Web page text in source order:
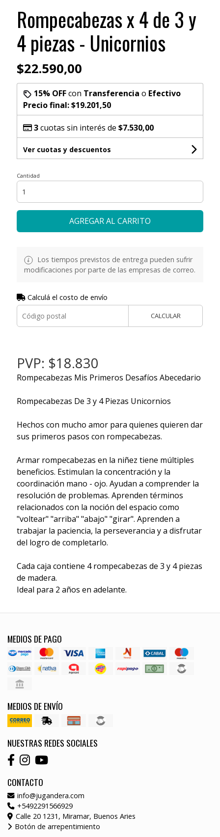
Rompecabezas x 4 de 3 y
4 piezas - Unicornios
$22.590,00
15% OFFcon Transferencia o Efectivo
Precio final:$19.201,50
3cuotas sin interés de $7.530,00
Ver cuotas y descuentos
Cantidad
AGREGAR AL CARRITO
Los tiempos previstos de entrega pueden sufrir
modificaciones por parte de las empresas de correo.
Calculá el costo de envío
CALCULAR
PVP: $18.830
Rompecabezas Mis Primeros Desafíos Abecedario
Rompecabezas De 3 y 4 Piezas Unicornios
Hechos con mucho amor para quienes quieren dar
sus primeros pasos con rompecabezas.
Armar rompecabezas en la niñez tiene múltiples
beneficios. Estimulan la concentración y la
coordinación mano - ojo. Ayudan a comprender la
resolución de problemas. Aprenden términos
relacionados con la noción del espacio como
"voltear" "arriba" "abajo" "girar". Aprenden a
trabajar la paciencia, la perseverancia y a disfrutar
del logro de completarlo.
Cada caja contiene 4 rompecabezas de 3 y 4 piezas
de madera.
Ideal para 2 años en adelante.
MEDIOS DE PAGO
MEDIOS DE ENVÍO
NUESTRAS REDES SOCIALES
CONTACTO
info@jugandera.com
+5492291566929
Calle 20 1231, Miramar, Buenos Aries
Botón de arrepentimiento